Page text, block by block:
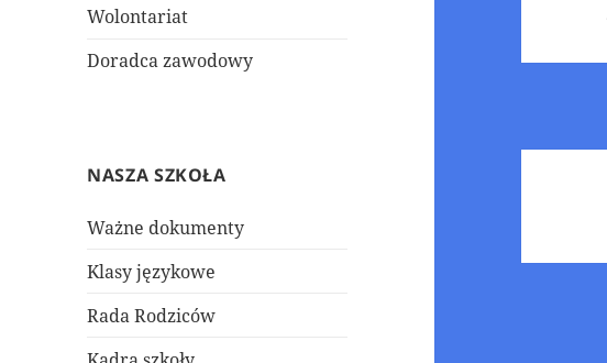
Wolontariat
Doradca zawodowy
NASZA SZKOŁA
Ważne dokumenty
Klasy językowe
Rada Rodziców